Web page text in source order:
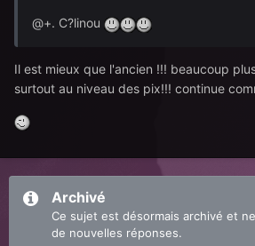
@+. C?linou
Il est mieux que l'ancien !!! beaucoup
surtout au niveau des pix!!! continue
Archivé
Ce sujet est désormais archivé et
de nouvelles réponses.